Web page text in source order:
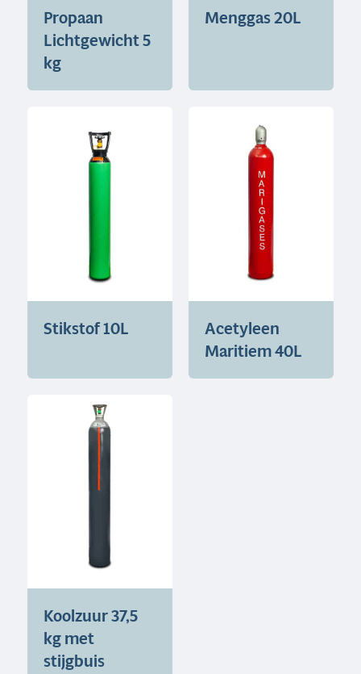
Propaan
Lichtgewicht 5
kg
Menggas 20L
Stikstof 10L
Acetyleen
Maritiem 40L
Koolzuur 37,5
kg met
stijgbuis